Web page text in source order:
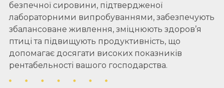
безпечної сировини, підтвердженої
лабораторними випробуваннями, забезпечують
збалансоване живлення, зміцнюють здоров’я
птиці та підвищують продуктивність, що
допомагає досягати високих показників
рентабельності вашого господарства.